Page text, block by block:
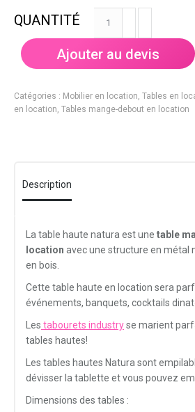
haute
70x70cm
Ajouter au devis
Catégories : Mobilier en location, Tables en
en location, Tables mange-debout en location
Description
La table haute natura est une table
location avec une structure en métal
en bois.
Cette table haute en location sera
événements, banquets, cocktails
Les tabourets industryse marient
tables hautes!
Les tables hautes Natura sont
dévisser la tablette et vous pouvez
Dimensions des tables :